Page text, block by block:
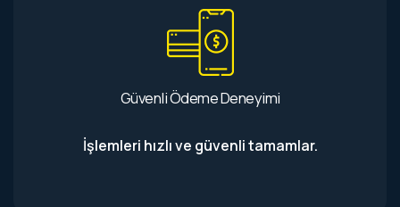
Güvenli Ödeme Deneyimi
İşlemleri hızlı ve güvenli tamamlar.